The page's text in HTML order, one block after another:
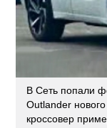
В Сеть попали
Outlander
кроссовер